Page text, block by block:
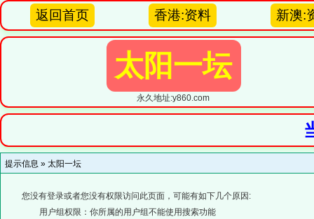
返回首页 香港:资料 新澳:
太阳一坛
永久地址:y860.com
提示信息 » 太阳一坛
您没有登录或者您没有权限访问此页面，可能有如下几个原因:
用户组权限：你所属的用户组不能使用搜索功能